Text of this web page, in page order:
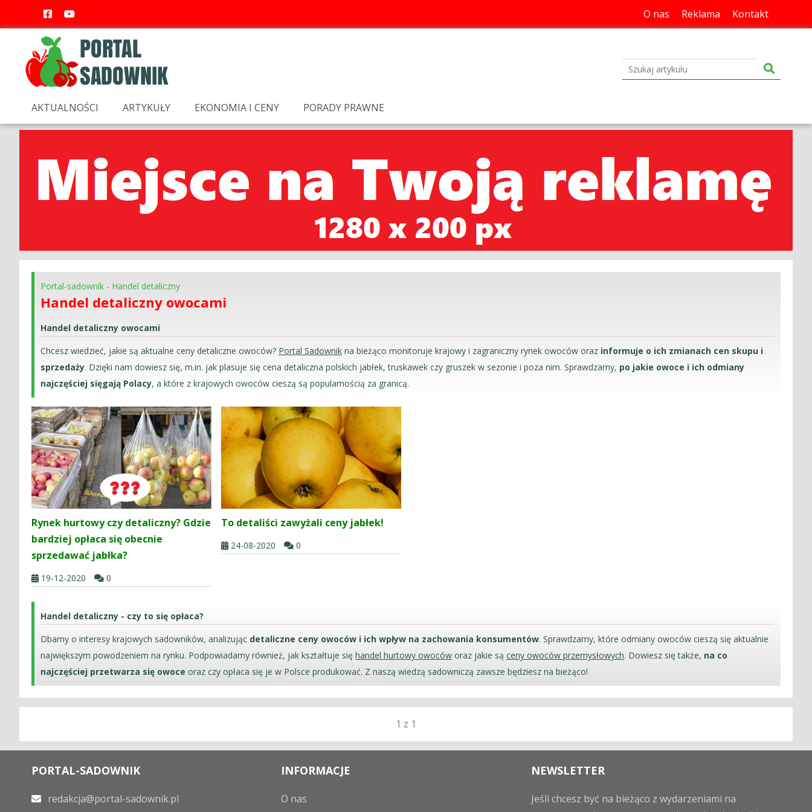
O nas Reklama Kontakt
AKTUALNOŚCI ARTYKUŁY EKONOMIA I CENY PORADY PRAWNE
Portal-sadownik - Handel detaliczny
Handel detaliczny owocami
Handel detaliczny owocami
Chcesz wiedzieć, jakie są aktualne ceny detaliczne owoców? Portal Sadownik na bieżąco monitoruje krajowy i zagraniczny rynek owoców oraz informuje o ich zmianach cen skupu i
sprzedaży. Dzięki nam dowiesz się, m.in. jak plasuje się cena detaliczna polskich jabłek, truskawek czy gruszek w sezonie i poza nim. Sprawdzamy, po jakie owoce i ich odmiany
najczęściej sięgają Polacy, a które z krajowych owoców cieszą są popularnością za granicą.
Rynek hurtowy czy detaliczny? Gdzie
bardziej opłaca się obecnie
sprzedawać jabłka?
19-12-2020 0
To detaliści zawyżali ceny jabłek!
24-08-2020 0
Handel detaliczny - czy to się opłaca?
Dbamy o interesy krajowych sadowników, analizując detaliczne ceny owoców i ich wpływ na zachowania konsumentów. Sprawdzamy, które odmiany owoców cieszą się aktualnie
największym powodzeniem na rynku. Podpowiadamy również, jak kształtuje się handel hurtowy owoców oraz jakie są ceny owoców przemysłowych. Dowiesz się także, na co
najczęściej przetwarza się owoce oraz czy opłaca się je w Polsce produkować. Z naszą wiedzą sadowniczą zawsze będziesz na bieżąco!
1 z 1
PORTAL-SADOWNIK
redakcja@portal-sadownik.pl
INFORMACJE
O nas
NEWSLETTER
Jeśli chcesz być na bieżąco z wydarzeniami na